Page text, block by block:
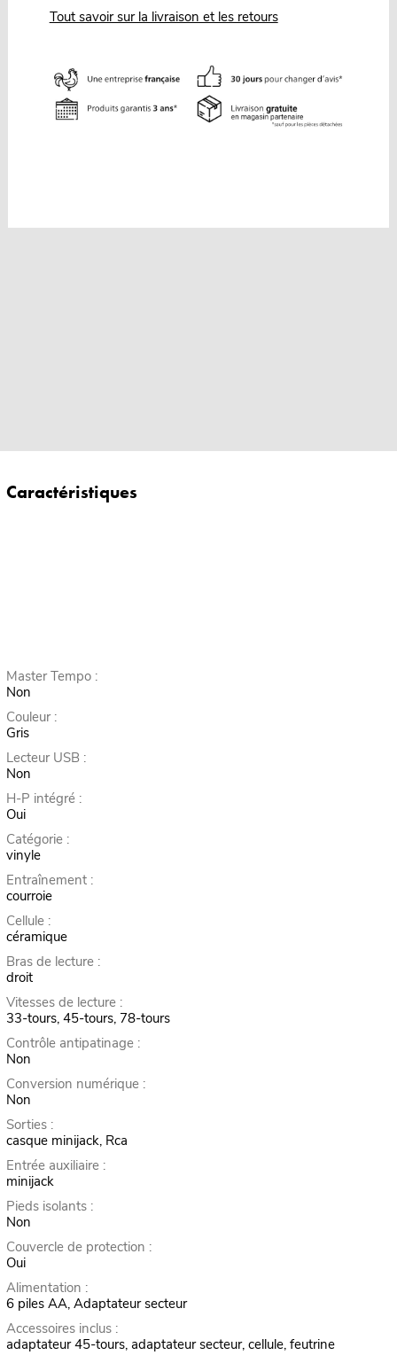
Tout savoir sur la livraison et les retours
Caractéristiques
Master Tempo :
Non
Couleur :
Gris
Lecteur USB :
Non
H-P intégré :
Oui
Catégorie :
vinyle
Entraînement :
courroie
Cellule :
céramique
Bras de lecture :
droit
Vitesses de lecture :
33-tours, 45-tours, 78-tours
Contrôle antipatinage :
Non
Conversion numérique :
Non
Sorties :
casque minijack, Rca
Entrée auxiliaire :
minijack
Pieds isolants :
Non
Couvercle de protection :
Oui
Alimentation :
6 piles AA, Adaptateur secteur
Accessoires inclus :
adaptateur 45-tours, adaptateur secteur, cellule, feutrine